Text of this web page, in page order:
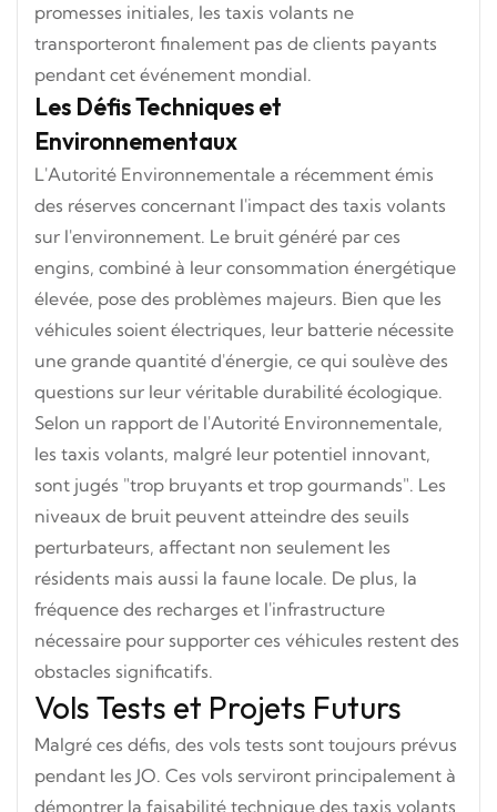
promesses initiales, les taxis volants ne
transporteront finalement pas de clients payants
pendant cet événement mondial.
Les Défis Techniques et
Environnementaux
L'Autorité Environnementale a récemment émis
des réserves concernant l'impact des taxis volants
sur l'environnement. Le bruit généré par ces
engins, combiné à leur consommation énergétique
élevée, pose des problèmes majeurs. Bien que les
véhicules soient électriques, leur batterie nécessite
une grande quantité d'énergie, ce qui soulève des
questions sur leur véritable durabilité écologique.
Selon un rapport de l'Autorité Environnementale,
les taxis volants, malgré leur potentiel innovant,
sont jugés "trop bruyants et trop gourmands". Les
niveaux de bruit peuvent atteindre des seuils
perturbateurs, affectant non seulement les
résidents mais aussi la faune locale. De plus, la
fréquence des recharges et l'infrastructure
nécessaire pour supporter ces véhicules restent des
obstacles significatifs.
Vols Tests et Projets Futurs
Malgré ces défis, des vols tests sont toujours prévus
pendant les JO. Ces vols serviront principalement à
démontrer la faisabilité technique des taxis volants